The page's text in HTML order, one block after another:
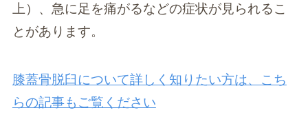
上）、急に足を痛がるなどの症状が見られるこ
とがあります。
膝蓋骨脱臼について詳しく知りたい方は、こち
らの記事もご覧ください